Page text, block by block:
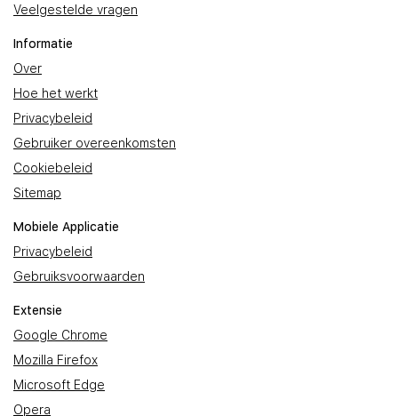
Veelgestelde vragen
Informatie
Over
Hoe het werkt
Privacybeleid
Gebruiker overeenkomsten
Cookiebeleid
Sitemap
Mobiele Applicatie
Privacybeleid
Gebruiksvoorwaarden
Extensie
Google Chrome
Mozilla Firefox
Microsoft Edge
Opera